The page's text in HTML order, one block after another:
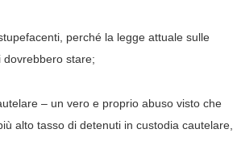
perché la legge attuale sulle
stare;
– un vero e proprio abuso visto che
alto tasso di detenuti in custodia cautelare,